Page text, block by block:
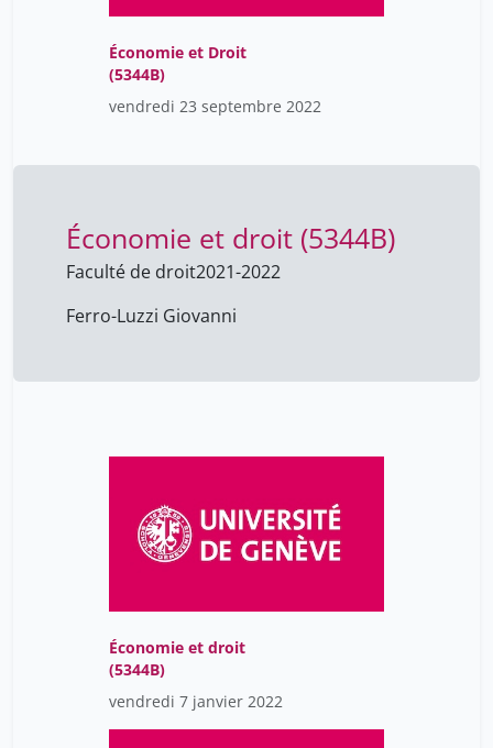
Économie et Droit
(5344B)
vendredi 23 septembre 2022
Économie et droit (5344B)
Faculté de droit2021-2022
Ferro-Luzzi Giovanni
Économie et droit
(5344B)
vendredi 7 janvier 2022